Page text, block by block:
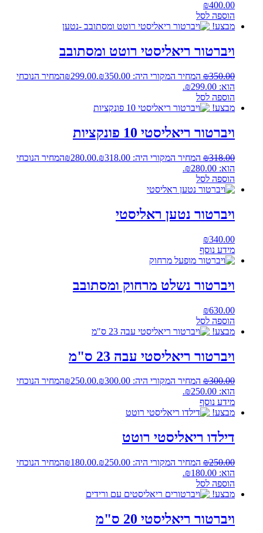
₪400.00
הוספה לסל
מבצע!
ויברטור ריאליסטי רוטט ומסתובב
₪350.00 המחיר המקורי היה: ₪350.00. ₪299.00
המחיר הנוכחי
הוא: ₪299.00.
הוספה לסל
מבצע!
ויברטור ריאליסטי 10 פונקציות
₪318.00 המחיר המקורי היה: ₪318.00. ₪280.00
המחיר הנוכחי
הוא: ₪280.00.
הוספה לסל
ויברטור נטען ראליסטי
₪340.00
מידע נוסף
ויברטור נשלט מרחוק ומסתובב
₪630.00
הוספה לסל
מבצע!
ויברטור ריאליסטי עבה 23 ס"מ
₪300.00 המחיר המקורי היה: ₪300.00. ₪250.00
המחיר הנוכחי
הוא: ₪250.00.
מידע נוסף
מבצע!
דילדו ריאליסטי רוטט
₪250.00 המחיר המקורי היה: ₪250.00. ₪180.00
המחיר הנוכחי
הוא: ₪180.00.
הוספה לסל
מבצע!
ויברטור ריאליסטי 20 ס"מ